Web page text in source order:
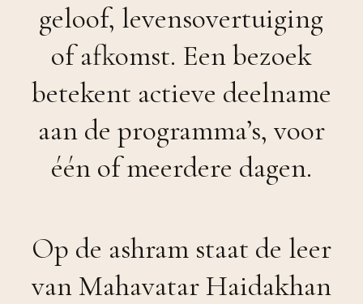
geloof, levensovertuiging
of afkomst. Een bezoek
betekent actieve deelname
aan de programma’s, voor
één of meerdere dagen.
Op de ashram staat de leer
van Mahavatar Haidakhan